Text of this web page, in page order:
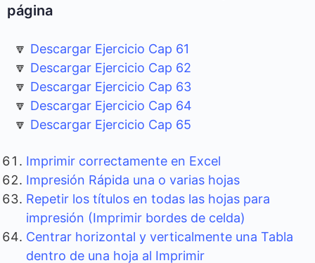
página
🔽 Descargar Ejercicio Cap 61
🔽 Descargar Ejercicio Cap 62
🔽 Descargar Ejercicio Cap 63
🔽 Descargar Ejercicio Cap 64
🔽 Descargar Ejercicio Cap 65
Imprimir correctamente en Excel
Impresión Rápida una o varias hojas
Repetir los títulos en todas las hojas para
impresión (Imprimir bordes de celda)
Centrar horizontal y verticalmente una Tabla
dentro de una hoja al Imprimir